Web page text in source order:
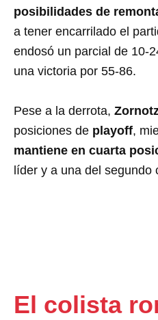
posibilidades de
a tener encarrilado el
endosó un parcial de 10-
una victoria por 55-86.
Pese a la derrota,
posiciones de playoff,
mantiene en cuarta
líder y a una del segundo
El colista